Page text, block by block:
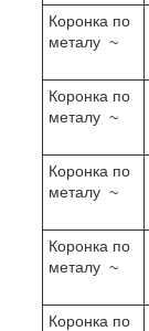
Коронка по
металу ~
Коронка по
металу ~
Коронка по
металу ~
Коронка по
металу ~
Коронка по